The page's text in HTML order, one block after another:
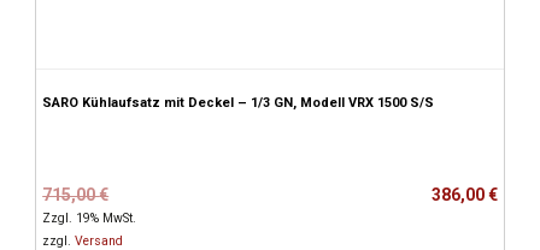
SARO Kühlaufsatz mit Deckel – 1/3 GN, Modell VRX 1500 S/S
715,00€Ursprünglicher
Preis
war:
386,00€
Aktueller
Preis
ist:
Zzgl. 19% MwSt.
zzgl.Versand